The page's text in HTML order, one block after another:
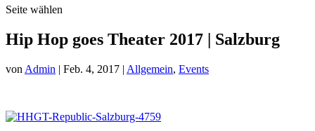
Seite wählen
Hip Hop goes Theater 2017 | Salzburg
von Admin | Feb. 4, 2017 | Allgemein, Events